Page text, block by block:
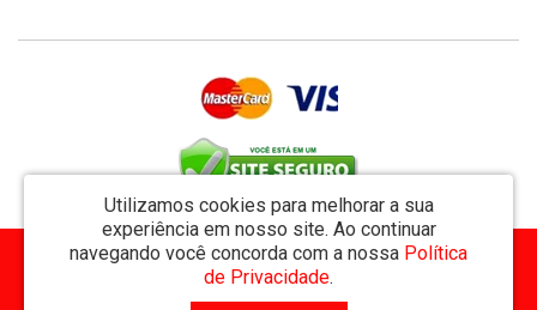
Utilizamos cookies para melhorar a sua
experiência em nosso site. Ao continuar
navegando você concorda com a nossa Política
de Privacidade.
MVT Comércio de Representação de Livros Ltda - CNPJ: 11.162.894/0001-32
Rua Visconde de Utinga 234 - Parque das Laranjeiras - Manaus / AM - CEP: 69058-810